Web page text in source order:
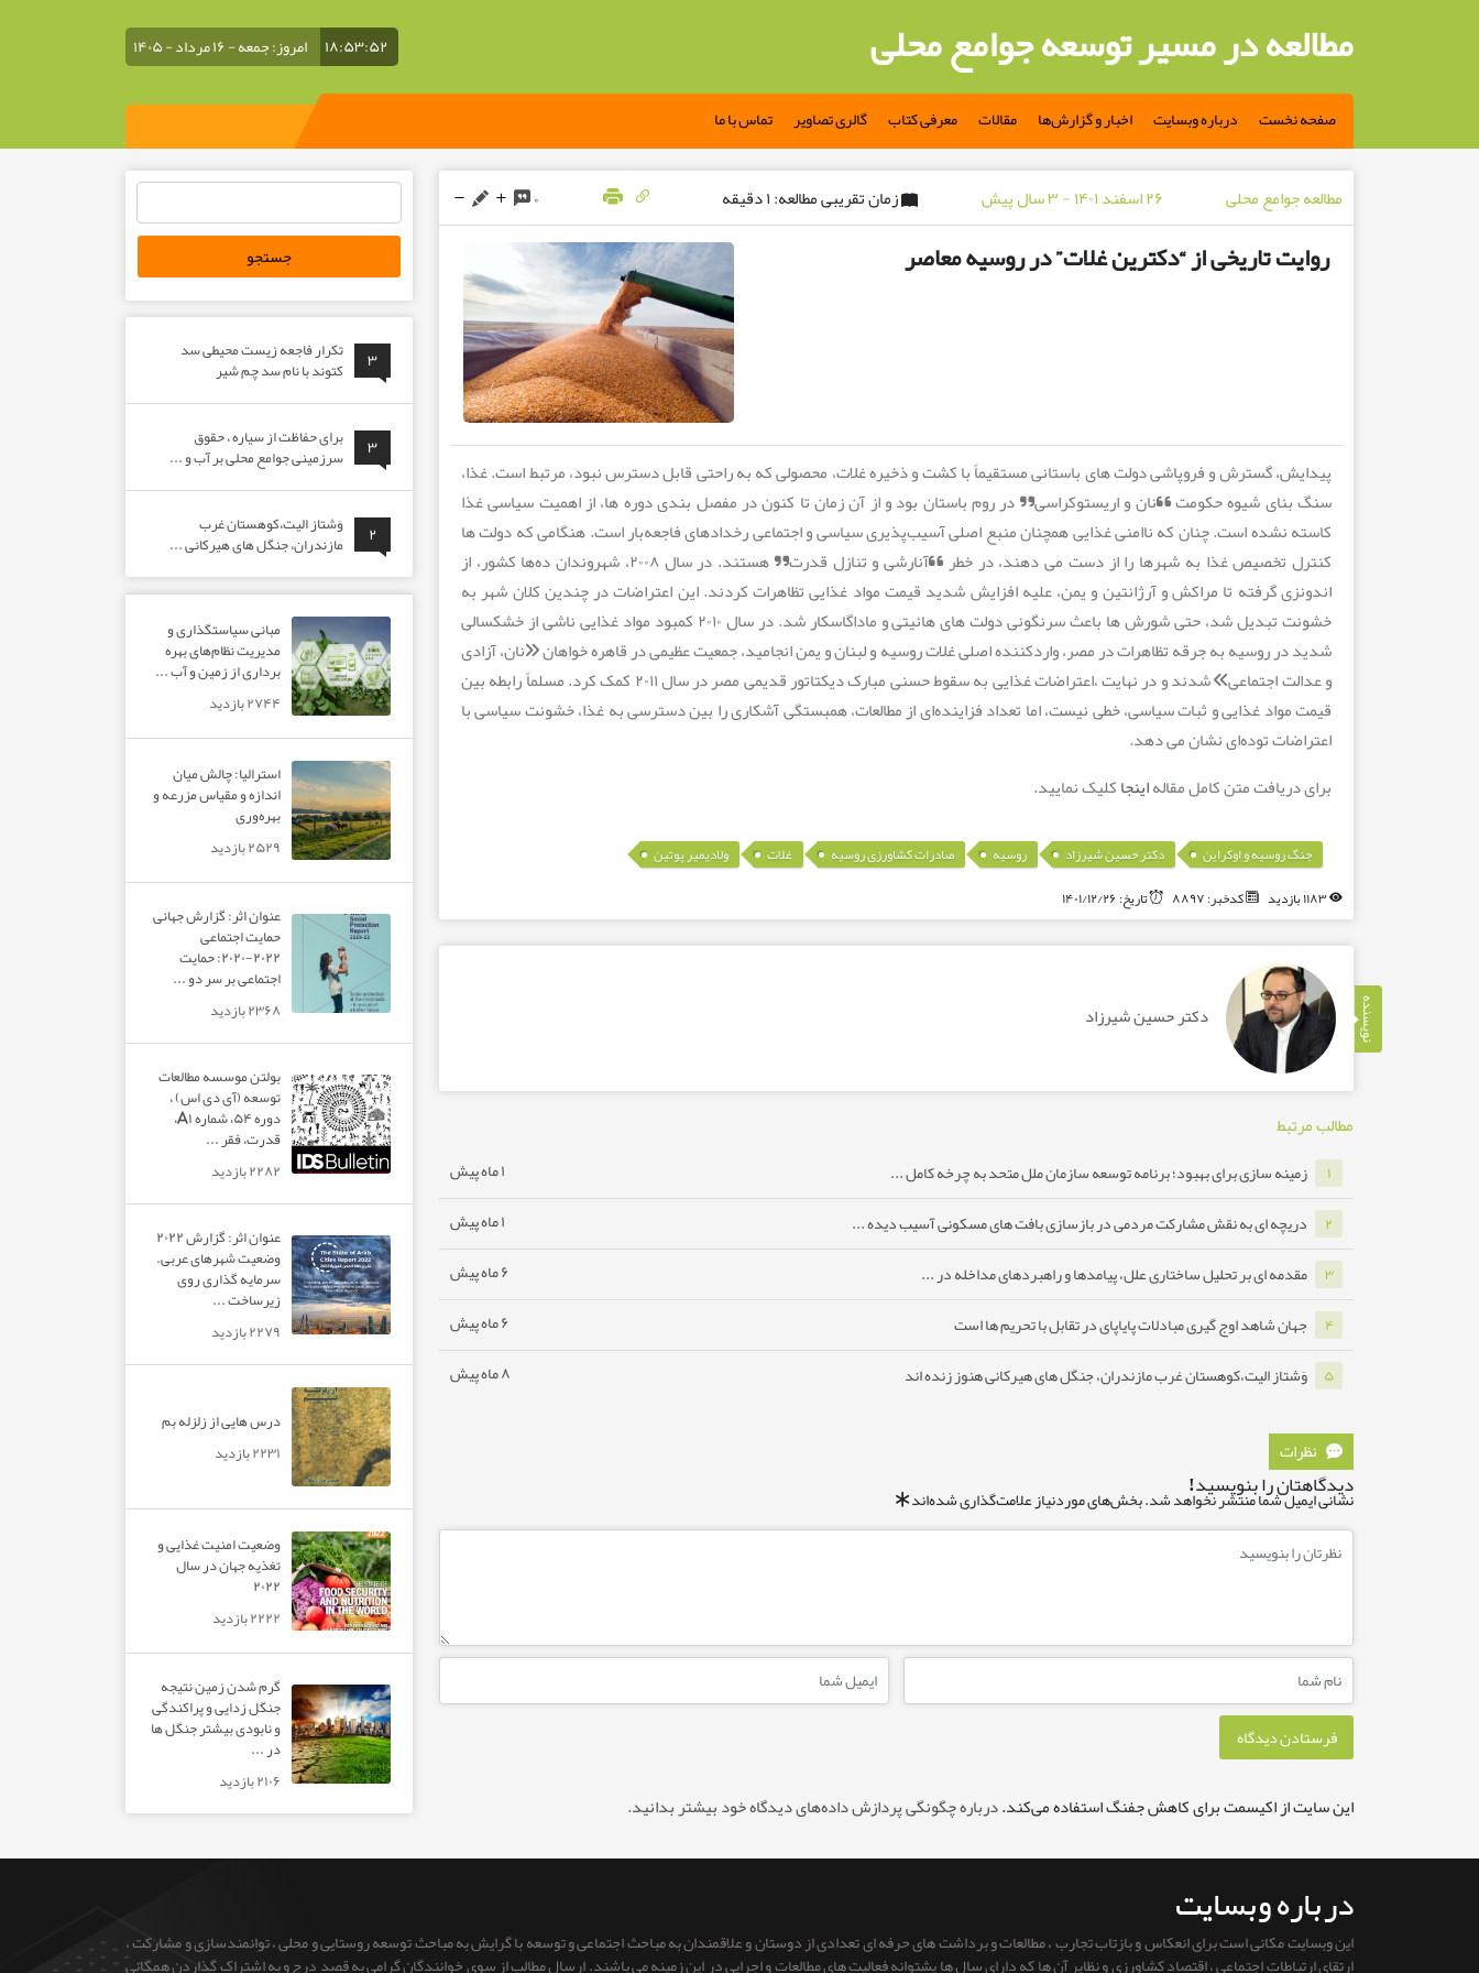
مطالعه در مسیر توسعه جوامع محلی ۱۸:۵۳:۵۲ امروز: جمعه - ۱۶ مرداد - ۱۴۰۵
صفحه نخست درباره وبسایت اخبار و گزارش‌ها مقالات معرفی کتاب گالری تصاویر تماس با ما
مطالعه جوامع محلی ۲۶ اسفند ۱۴۰۱ - ۳ سال پیش زمان تقریبی مطالعه: ۱ دقیقه ۰
روایت تاریخی از “دکترین غلات” در روسیه معاصر
پیدایش، گسترش و فروپاشی دولت های باستانی مستقیماً با کشت و ذخیره غلات، محصولی که به راحتی قابل دسترس نبود، مرتبط است. غذا،
سنگ بنای شیوه حکومت “نان و اریستوکراسی” در روم باستان بود و از آن زمان تا کنون در مفصل بندی دوره ها، از اهمیت سیاسی غذا
کاسته نشده است. چنان که ناامنی غذایی همچنان منبع اصلی آسیب‌پذیری سیاسی و اجتماعی رخدادهای فاجعه‌بار است. هنگامی که دولت ها
کنترل تخصیص غذا به شهرها را از دست می دهند، در خطر “آنارشی و تنازل قدرت” هستند. در سال ۲۰۰۸، شهروندان ده‌ها کشور، از
اندونزی گرفته تا مراکش و آرژانتین و یمن، علیه افزایش شدید قیمت مواد غذایی تظاهرات کردند. این اعتراضات در چندین کلان شهر به
خشونت تبدیل شد، حتی شورش ها باعث سرنگونی دولت های هائیتی و ماداگاسکار شد. در سال ۲۰۱۰ کمبود مواد غذایی ناشی از خشکسالی
شدید در روسیه به جرقه تظاهرات در مصر، واردکننده اصلی غلات روسیه و لبنان و یمن انجامید، جمعیت عظیمی در قاهره خواهان «نان، آزادی
و عدالت اجتماعی» شدند و در نهایت ،اعتراضات غذایی به سقوط حسنی مبارک دیکتاتور قدیمی مصر در سال ۲۰۱۱ کمک کرد. مسلماً رابطه بین
قیمت مواد غذایی و ثبات سیاسی، خطی نیست، اما تعداد فزاینده‌ای از مطالعات، همبستگی آشکاری را بین دسترسی به غذا، خشونت سیاسی با
اعتراضات توده‌ای نشان می دهد.
برای دریافت متن کامل مقاله اینجا کلیک نمایید.
جنگ روسیه و اوکراین دکتر حسین شیرزاد روسیه صادرات کشاورزی روسیه غلات ولادیمیر پوتین
کدخبر: ۸۸۹۷ تاریخ: ۱۴۰۱/۱۲/۲۶
نویسنده دکتر حسین شیرزاد
مطالب مرتبط
۱ زمینه سازی برای بهبود؛ برنامه توسعه سازمان ملل متحد به چرخه کامل ... ۱ ماه پیش
۲ دریچه ای به نقش مشارکت مردمی در بازسازی بافت های مسکونی آسیب دیده ... ۱ ماه پیش
۳ مقدمه ای بر تحلیل ساختاری علل، پیامدها و راهبردهای مداخله در ... ۶ ماه پیش
۴ جهان شاهد اوج گیری مبادلات پایاپای در تقابل با تحریم ها است ۶ ماه پیش
۵ وَشتاز الیت،کوهستان غرب مازندران، جنگل های هیرکانی هنوز زنده اند ۸ ماه پیش
نظرات
دیدگاهتان را بنویسید!
نشانی ایمیل شما منتشر نخواهد شد. بخش‌های موردنیاز علامت‌گذاری شده‌اند*
این سایت از اکیسمت برای کاهش جفنگ استفاده می‌کند. درباره چگونگی پردازش داده‌های دیدگاه خود بیشتر بدانید.
۳
تکرار فاجعه زیست محیطی سد
کتوند با نام سد چم شیر
۳
برای حفاظت از سیاره ، حقوق
سرزمینی جوامع محلی بر آب و ...
۲
وَشتاز الیت،کوهستان غرب
مازندران، جنگل های هیرکانی ...
مبانی سیاستگذاری و
مدیریت نظام‌های بهره‌
برداری از زمین و آب ...
۲۷۴۴ بازدید
استرالیا: چالش میان
اندازه و مقیاس مزرعه و
بهره‌وری
۲۵۲۹ بازدید
عنوان اثر: گزارش جهانی
حمایت اجتماعی
۲۰۲۲-۲۰۲۰: حمایت
اجتماعی بر سر دو ...
۲۳۶۸ بازدید
بولتن موسسه مطالعات
توسعه (آی دی اس) ،
دوره ۵۴، شماره A۱،
قدرت، فقر ...
۲۲۸۲ بازدید
عنوان اثر: گزارش ۲۰۲۲
وضعیت شهرهای عربی.
سرمایه گذاری روی
زیرساخت ...
۲۲۷۹ بازدید
درس هایی از زلزله بم
۲۲۳۱ بازدید
وضعیت امنیت غذایی و
تغذیه جهان در سال
۲۰۲۲
۲۲۲۲ بازدید
گرم شدن زمین نتیجه
جنگل زدایی و پراکندگی
و نابودی بیشتر جنگل ها
در ...
۲۱۰۶ بازدید
درباره وبسایت
این وبسایت مکانی است برای انعکاس و بازتاب تجارب ، مطالعات و برداشت های حرفه ای تعدادی از دوستان و علاقمندان به مباحث اجتماعی و توسعه با گرایش به مباحث توسعه روستایی و محلی ، توانمندسازی و مشارکت ،
ارتقای ارتباطات اجتماعی ، اقتصاد کشاورزی و نظایر آن ها که دارای سال ها پشتوانه فعالیت های مطالعات و اجرایی در این زمینه می باشند. ارسال مطالب از سوی خوانندگان گرامی به قصد درج و به اشتراک گذاردن همگانی